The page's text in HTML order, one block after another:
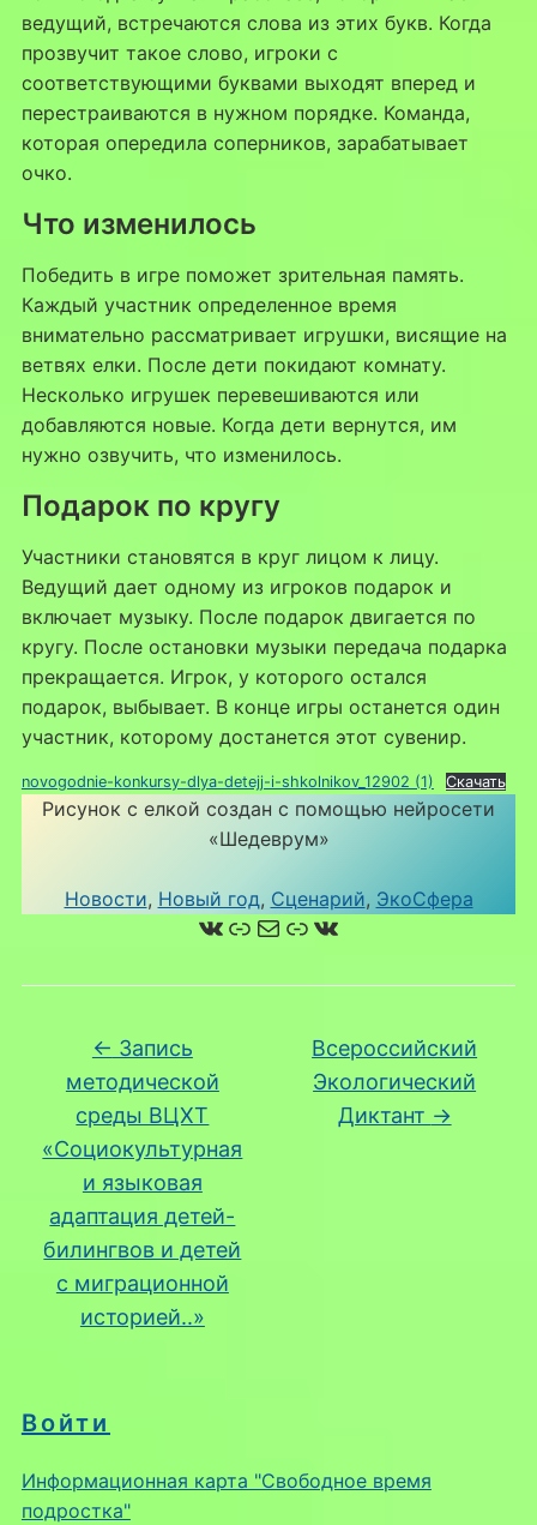
Войти
Информационная карта "Свободное время
подростка"
ведущий, встречаются слова из этих букв. Когда
прозвучит такое слово, игроки с
соответствующими буквами выходят вперед и
перестраиваются в нужном порядке. Команда,
которая опередила соперников, зарабатывает
очко.
Что изменилось
Победить в игре поможет зрительная память.
Каждый участник определенное время
внимательно рассматривает игрушки, висящие на
ветвях елки. После дети покидают комнату.
Несколько игрушек перевешиваются или
добавляются новые. Когда дети вернутся, им
нужно озвучить, что изменилось.
Подарок по кругу
Участники становятся в круг лицом к лицу.
Ведущий дает одному из игроков подарок и
включает музыку. После подарок двигается по
кругу. После остановки музыки передача подарка
прекращается. Игрок, у которого остался
подарок, выбывает. В конце игры останется один
участник, которому достанется этот сувенир.
novogodnie-konkursy-dlya-detejj-i-shkolnikov_12902 (1) Скачать
Рисунок с елкой создан с помощью нейросети
«Шедеврум»
Новости, Новый год, Сценарий, ЭкоСфера
ВКонтакте
Ссылка
Почта
Ссылка
ВКонтакте
← Запись
методической
среды ВЦХТ
«Социокультурная
и языковая
адаптация детей-
билингвов и детей
с миграционной
историей..»
Всероссийский
Экологический
Диктант →